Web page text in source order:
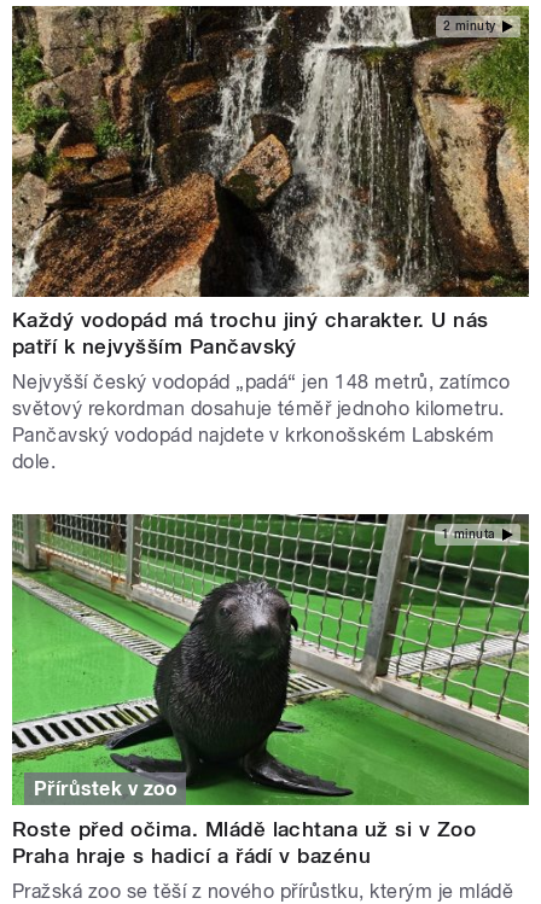
2 minuty
Každý vodopád má trochu jiný charakter. U nás
patří k nejvyšším Pančavský
Nejvyšší český vodopád „padá“ jen 148 metrů, zatímco
světový rekordman dosahuje téměř jednoho kilometru.
Pančavský vodopád najdete v krkonošském Labském
dole.
1 minuta
Přírůstek v zoo
Roste před očima. Mládě lachtana už si v Zoo
Praha hraje s hadicí a řádí v bazénu
Pražská zoo se těší z nového přírůstku, kterým je mládě